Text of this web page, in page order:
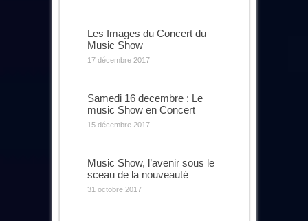
Les Images du Concert du
Music Show
17 décembre 2017
Samedi 16 decembre : Le
music Show en Concert
15 décembre 2017
Music Show, l’avenir sous le
sceau de la nouveauté
31 octobre 2017